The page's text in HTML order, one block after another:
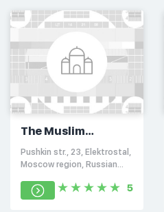
The Muslim
community
Elektrostal
Pushkin str., 23, Elektrostal,
Moscow region, Russian
5